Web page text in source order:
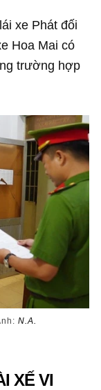
xe Phát đối
Hoa Mai có
trường hợp
N.A.
XẾ VI